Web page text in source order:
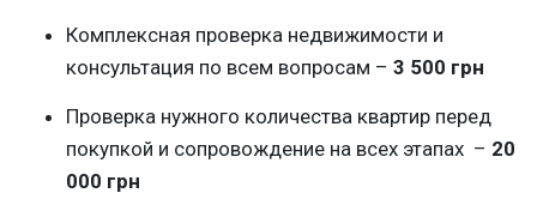
Комплексная проверка недвижимости и
консультация по всем вопросам – 3 500 грн
Проверка нужного количества квартир перед
покупкой и сопровождение на всех этапах – 20
000 грн